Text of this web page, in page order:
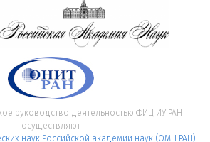
руководство деятельностью ФИЦ ИУ РАН
осуществляют
наук Российской академии наук (ОМН РАН)